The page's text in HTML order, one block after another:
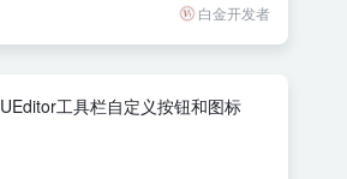
白金开发者
UEditor工具栏自定义按钮和图标